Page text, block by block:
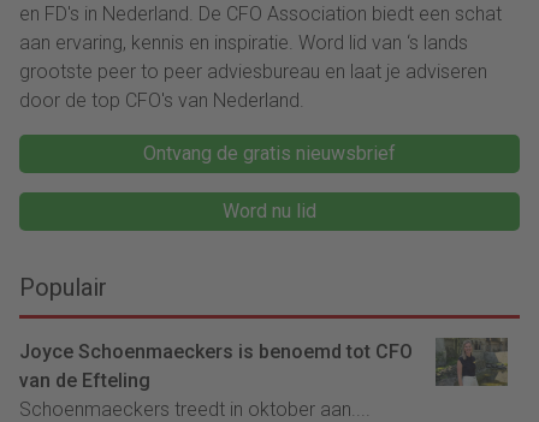
en FD's in Nederland. De CFO Association biedt een schat
aan ervaring, kennis en inspiratie. Word lid van ‘s lands
grootste peer to peer adviesbureau en laat je adviseren
door de top CFO's van Nederland.
Ontvang de gratis nieuwsbrief
Word nu lid
Populair
Joyce Schoenmaeckers is benoemd tot CFO
van de Efteling
Schoenmaeckers treedt in oktober aan....